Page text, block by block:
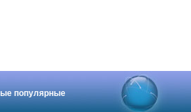
популярные